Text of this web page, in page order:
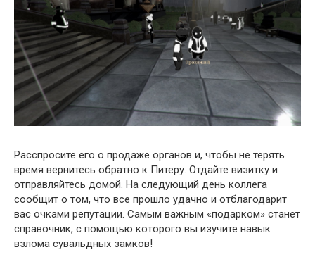
Расспросите его о продаже органов и, чтобы не терять
время вернитесь обратно к Питеру. Отдайте визитку и
отправляйтесь домой. На следующий день коллега
сообщит о том, что все прошло удачно и отблагодарит
вас очками репутации. Самым важным «подарком» станет
справочник, с помощью которого вы изучите навык
взлома сувальдных замков!